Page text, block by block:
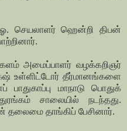
செயலாளர் ஹென்றி திபன்
அமைப்பாளர் வழக்கறிஞர்
உள்ளிட்டோர் தீர்மானங்களை
பாதுகாப்பு மாநாடு பொதுக்
சாலையில் நடந்தது.
தலைமை தாங்கிப் பேசினார்.